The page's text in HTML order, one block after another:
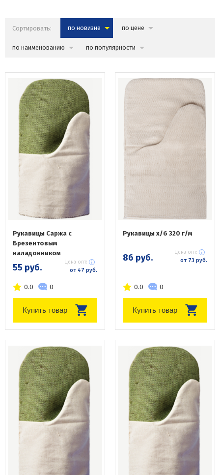
Сортировать: по новизне по цене
по наименованию по популярности
Рукавицы Саржа с
Брезентовым
наладонником
55 руб. Цена опт:
от 47 руб.
0.0 0
Купить товар
Рукавицы х/б 320 г/м
86 руб. Цена опт:
от 73 руб.
0.0 0
Купить товар